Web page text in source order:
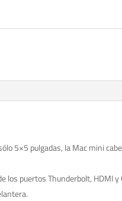
5×5 pulgadas, la Mac mini
los puertos Thunderbolt,